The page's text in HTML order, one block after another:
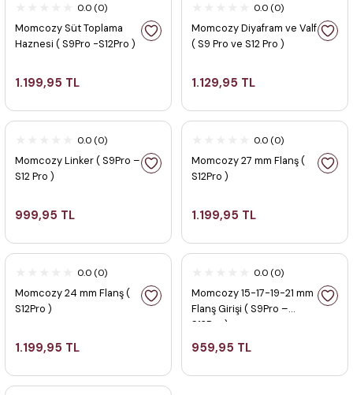
0.0 (0)
Momcozy Süt Toplama
Haznesi ( S9Pro -S12Pro )
1.199,95 TL
0.0 (0)
Momcozy Diyafram ve Valf
( S9 Pro ve S12 Pro )
1.129,95 TL
0.0 (0)
Momcozy Linker ( S9Pro –
S12 Pro )
999,95 TL
0.0 (0)
Momcozy 27 mm Flanş (
S12Pro )
1.199,95 TL
0.0 (0)
Momcozy 24 mm Flanş (
S12Pro )
1.199,95 TL
Tükendi
0.0 (0)
Momcozy 15-17-19-21 mm
Flanş Girişi ( S9Pro –
S12Pro )
959,95 TL
Tükendi